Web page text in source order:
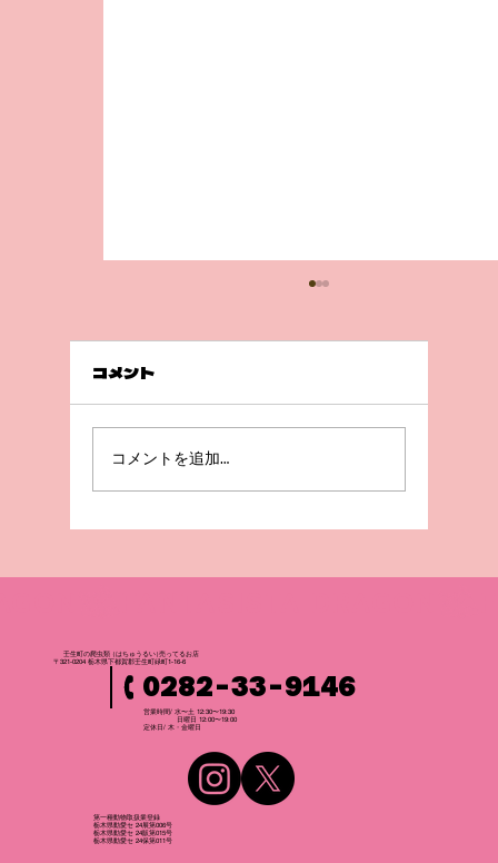
急成長😲！
コメント
コメントを追加…
壬生町の爬虫類（はちゅうるい）売ってるお店
〒321-0204 栃木県下都賀郡壬生町緑町1-16-6
0282-33-9146
営業時間/ 水〜土 12:30〜19:30
日曜日 12:00〜19:00
​定休日/ 木・金曜日
第一種動物取扱業登録
栃木県動愛セ 24展第006号
栃木県動愛セ 24販第015号
栃木県動愛セ 24保第011号